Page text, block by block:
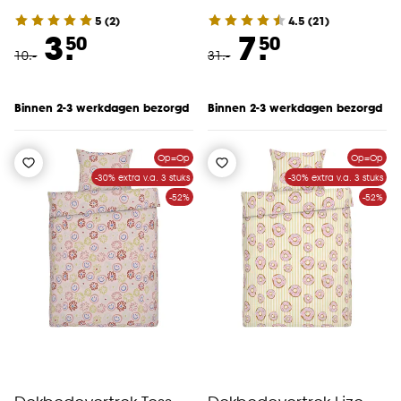
5 (2)
10.- 3.50
Binnen 2-3 werkdagen bezorgd
4.5 (21)
31.- 7.50
Binnen 2-3 werkdagen bezorgd
Op=Op
-30% extra v.a. 3 stuks
-52%
Op=Op
-30% extra v.a. 3 stuks
-52%